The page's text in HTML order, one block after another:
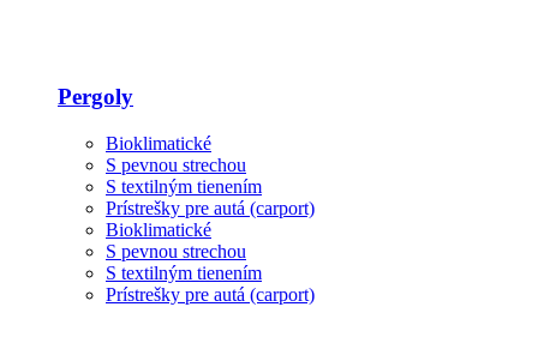
Pergoly
Bioklimatické
S pevnou strechou
S textilným tienením
Prístrešky pre autá (carport)
Bioklimatické
S pevnou strechou
S textilným tienením
Prístrešky pre autá (carport)